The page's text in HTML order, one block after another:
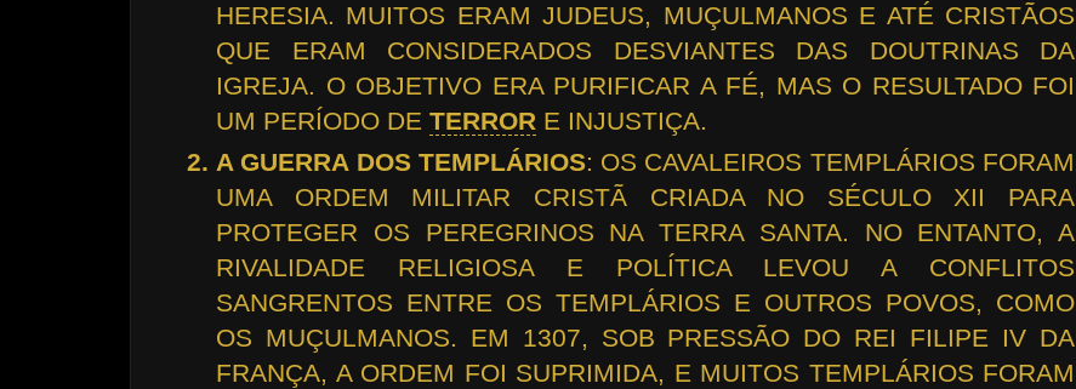
HERESIA. MUITOS ERAM JUDEUS, MUÇULMANOS E ATÉ CRISTÃOS
QUE ERAM CONSIDERADOS DESVIANTES DAS DOUTRINAS DA
IGREJA. O OBJETIVO ERA PURIFICAR A FÉ, MAS O RESULTADO FOI
UM PERÍODO DE TERROR E INJUSTIÇA.
A GUERRA DOS TEMPLÁRIOS: OS CAVALEIROS TEMPLÁRIOS FORAM
UMA ORDEM MILITAR CRISTÃ CRIADA NO SÉCULO XII PARA
PROTEGER OS PEREGRINOS NA TERRA SANTA. NO ENTANTO, A
RIVALIDADE RELIGIOSA E POLÍTICA LEVOU A CONFLITOS
SANGRENTOS ENTRE OS TEMPLÁRIOS E OUTROS POVOS, COMO
OS MUÇULMANOS. EM 1307, SOB PRESSÃO DO REI FILIPE IV DA
FRANÇA, A ORDEM FOI SUPRIMIDA, E MUITOS TEMPLÁRIOS FORAM